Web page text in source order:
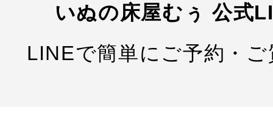
いぬの床屋むぅ 公式
LINEで簡単にご予約・